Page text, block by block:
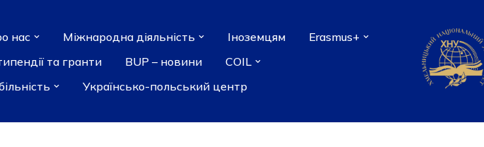
нас Міжнародна діяльність Іноземцям
Erasmus+
та гранти
BUP – новини
COIL
Українсько-польський центр